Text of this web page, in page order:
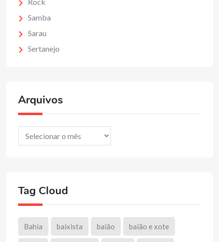
Rock
Samba
Sarau
Sertanejo
Arquivos
Arquivos
Tag Cloud
Bahia baixista baião baião e xote